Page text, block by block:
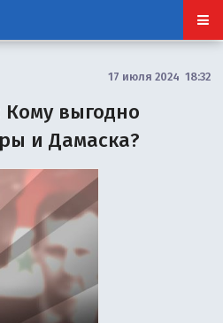
17 июля 2024 18:32
выгодно
и Дамаска?